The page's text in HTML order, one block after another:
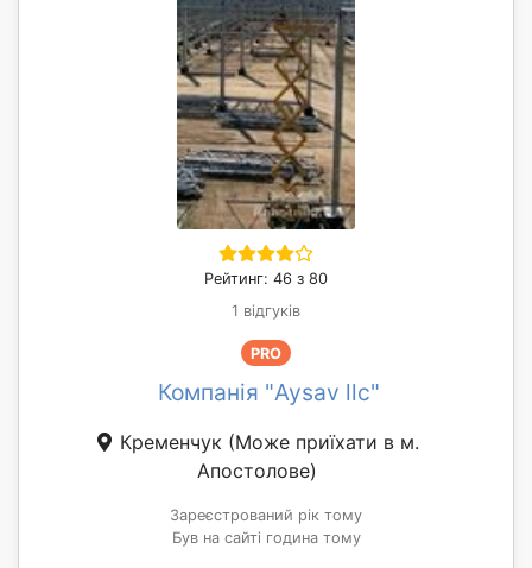
Рейтинг: 46 з 80
1 відгуків
PRO
Компанія "Aysav llc"
Кременчук (Може приїхати в м.
Апостолове)
Зареєстрований рік тому
Був на сайті година тому